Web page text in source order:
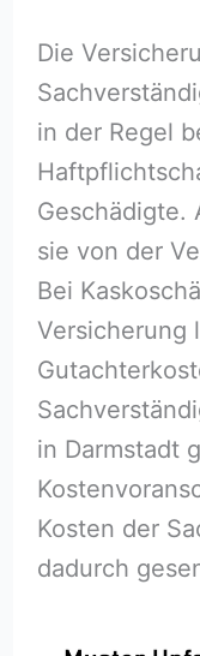
Die
in der Regel
Geschädigte.
sie von der
Bei
Versicherung
in Darmstadt
Kosten der
dadurch